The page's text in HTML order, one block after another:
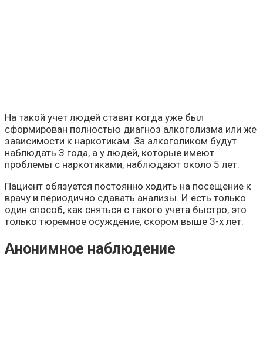
На такой учет людей ставят когда уже был
сформирован полностью диагноз алкоголизма или же
зависимости к наркотикам. За алкоголиком будут
наблюдать 3 года, а у людей, которые имеют
проблемы с наркотиками, наблюдают около 5 лет.
Пациент обязуется постоянно ходить на посещение к
врачу и периодично сдавать анализы. И есть только
один способ, как сняться с такого учета быстро, это
только тюремное осуждение, скором выше 3-х лет.
Анонимное наблюдение